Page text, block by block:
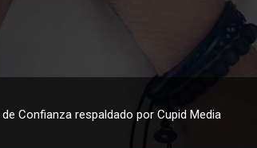
Confianza respaldado por Cupid Media